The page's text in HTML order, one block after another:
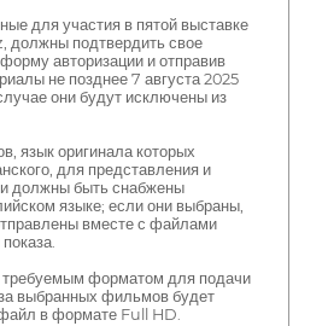
для участия в пятой выставке
подтвердить свое
авторизации и отправив
не позднее 7 августа 2025
они будут исключены из
язык оригинала которых
для представления и
должны быть снабжены
языке; если они выбраны,
вместе с файлами
форматом для подачи
выбранных фильмов будет
в формате Full HD.